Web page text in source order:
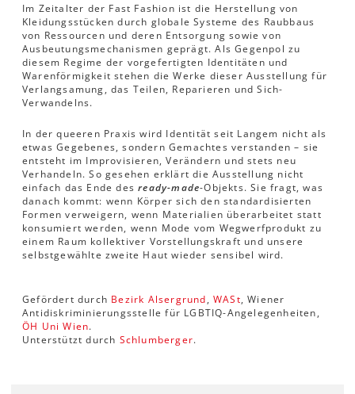
Im Zeitalter der Fast Fashion ist die Herstellung von
Kleidungsstücken durch globale Systeme des Raubbaus
von Ressourcen und deren Entsorgung sowie von
Ausbeutungsmechanismen geprägt. Als Gegenpol zu
diesem Regime der vorgefertigten Identitäten und
Warenförmigkeit stehen die Werke dieser Ausstellung für
Verlangsamung, das Teilen, Reparieren und Sich-
Verwandelns.
In der queeren Praxis wird Identität seit Langem nicht als
etwas Gegebenes, sondern Gemachtes verstanden – sie
entsteht im Improvisieren, Verändern und stets neu
Verhandeln. So gesehen erklärt die Ausstellung nicht
einfach das Ende desready-made-Objekts. Sie fragt, was
danach kommt: wenn Körper sich den standardisierten
Formen verweigern, wenn Materialien überarbeitet statt
konsumiert werden, wenn Mode vom Wegwerfprodukt zu
einem Raum kollektiver Vorstellungskraft und unsere
selbstgewählte zweite Haut wieder sensibel wird.
Gefördert durch Bezirk Alsergrund,WASt, Wiener
Antidiskriminierungsstelle für LGBTIQ-Angelegenheiten,
ÖH Uni Wien.
Unterstützt durch Schlumberger.